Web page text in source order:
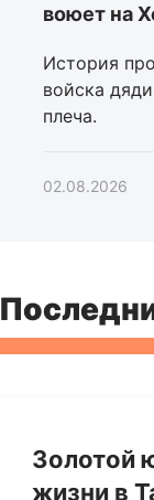
воюет на
История
войска
плеча.
02.08.2026
Золотой
жизни в